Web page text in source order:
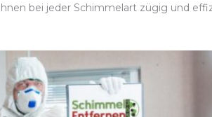
bei jeder Schimmelart zügig und